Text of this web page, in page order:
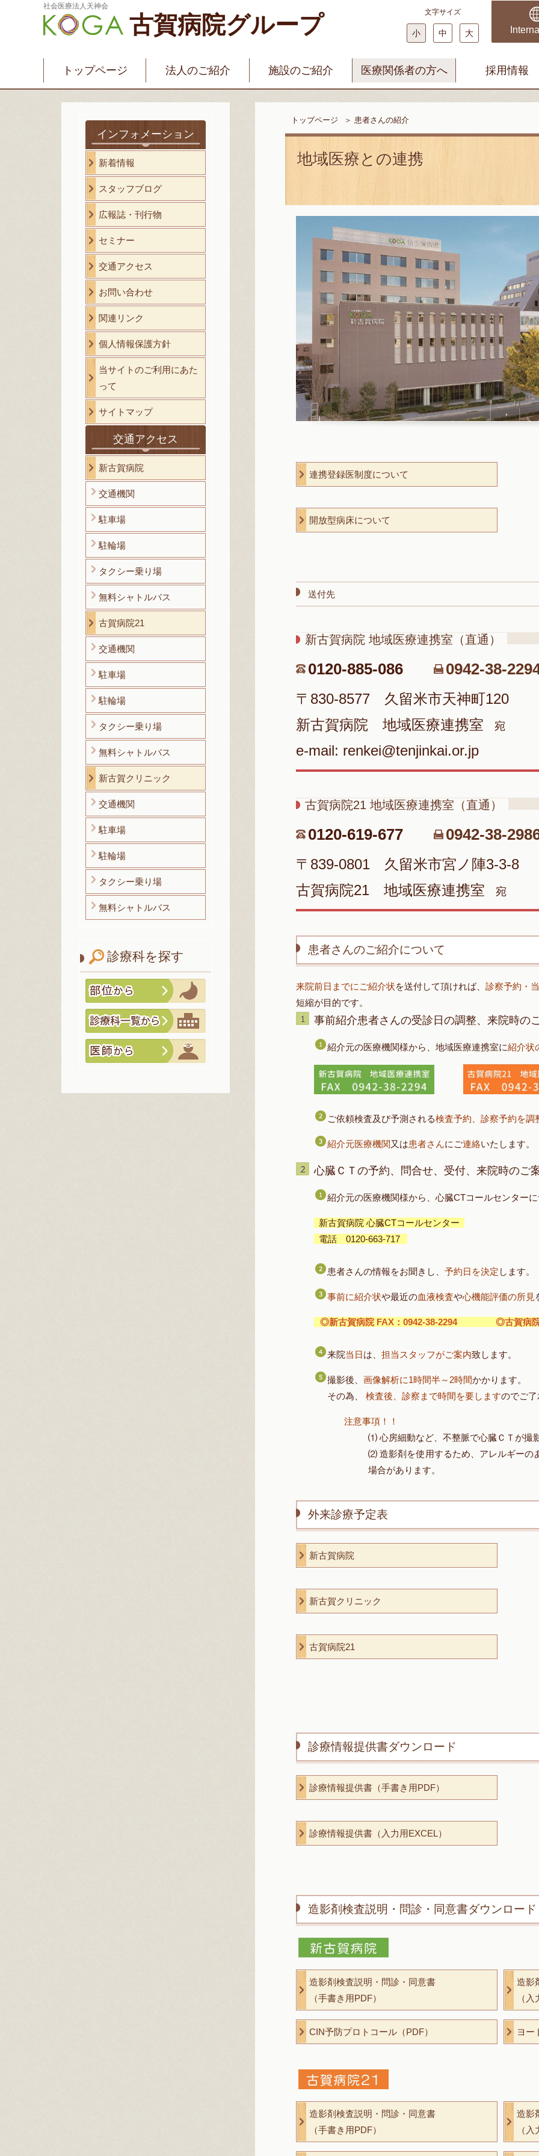
社会医療法人天神会
古賀病院グループ 文字サイズ
小 中 大
トップページ 法人のご紹介 施設のご紹介
新古賀みなみ病院 新古賀クリニック 産科・婦人科 みやじまクリニック
まどかファミリークリニック
介護・福祉サービス
古賀国際看護学院
医療関係者の方へ 採用情報
インフォメーション
新着情報
スタッフブログ
広報誌・刊行物
セミナー
交通アクセス
お問い合わせ
関連リンク
個人情報保護方針
当サイトのご利用にあた
って
サイトマップ
交通アクセス
新古賀病院
交通機関
駐車場
駐輪場
タクシー乗り場
無料シャトルバス
古賀病院21
交通機関
駐車場
駐輪場
タクシー乗り場
無料シャトルバス
新古賀クリニック
交通機関
駐車場
駐輪場
タクシー乗り場
無料シャトルバス
診療科を探す
トップページ ＞ 患者さんの紹介
地域医療との連携
連携登録医制度について
開放型病床について
送付先
新古賀病院 地域医療連携室（直通）
0120-885-086 0942-38-
〒830-8577 久留米市天神町120
新古賀病院 地域医療連携室 宛
e-mail: renkei@tenjinkai.or.jp
古賀病院21 地域医療連携室（直通）
0120-619-677 0942-38-
〒839-0801 久留米市宮ノ陣3-3-8
古賀病院21 地域医療連携室 宛
患者さんのご紹介について
来院前日までにご紹介状を送付して頂ければ、 診察予約・
短縮が目的です。
事前紹介患者さんの受診日の調整、来院時の
紹介元の医療機関様から、地域医療連携室に紹介状
ご依頼検査及び予測される検査予約、診察予約を調
紹介元医療機関又は患者さんにご連絡いたします。
心臓ＣＴの予約、問合せ、受付、来院時のご
紹介元の医療機関様から、心臓CTコールセンターに
新古賀病院 心臓CTコールセンター
電話 0120-663-717
患者さんの情報をお聞きし、 予約日を決定 します。
事前に紹介状や最近の血液検査や心機能評価の所見
◎新古賀病院 FAX：0942-38-2294 ◎古賀病
来院当日は、 担当スタッフがご案内致します。
撮影後、 画像解析に1時間半～2時間かかります。
その為、 検査後、診察まで時間を要しますのでご
注意事項！！
⑴ 心房細動など、不整脈で心臓ＣＴが撮
⑵ 造影剤を使用するため、アレルギーの
場合があります。
外来診療予定表
新古賀病院
新古賀クリニック
古賀病院21
診療情報提供書ダウンロード
診療情報提供書（手書き用PDF）
診療情報提供書（入力用EXCEL）
造影剤検査説明・問診・同意書ダウンロード
造影剤検査説明・問診・同意書
（手書き用PDF）
造影
（
CIN予防プロトコール（PDF） ヨー
造影剤検査説明・問診・同意書
（手書き用PDF）
造影
（